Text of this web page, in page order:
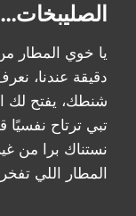
الصليبخات…
دقيقة عندنا،
شنطك، يفتح لك
تبي ترتاح نفسيًا
نستناك برا من
المطار اللي